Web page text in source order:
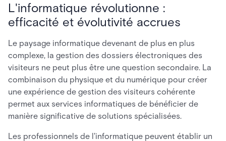
L'informatique révolutionne :
efficacité et évolutivité accrues
Le paysage informatique devenant de plus en plus
complexe, la gestion des dossiers électroniques des
visiteurs ne peut plus être une question secondaire. La
combinaison du physique et du numérique pour créer
une expérience de gestion des visiteurs cohérente
permet aux services informatiques de bénéficier de
manière significative de solutions spécialisées.
Les professionnels de l'informatique peuvent établir un